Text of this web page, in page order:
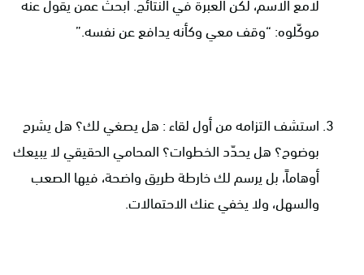
لامع الاسم، لكن العبرة في النتائج. ابحث عمن يقول عنه
موكّلوه: “وقف معي وكأنه يدافع عن نفسه.”
استشف التزامه من أول لقاء : هل يصغي لك؟ هل يشرح
بوضوح؟ هل يحدّد الخطوات؟ المحامي الحقيقي لا يبيعك
أوهاماً، بل يرسم لك خارطة طريق واضحة، فيها الصعب
والسهل، ولا يخفي عنك الاحتمالات.